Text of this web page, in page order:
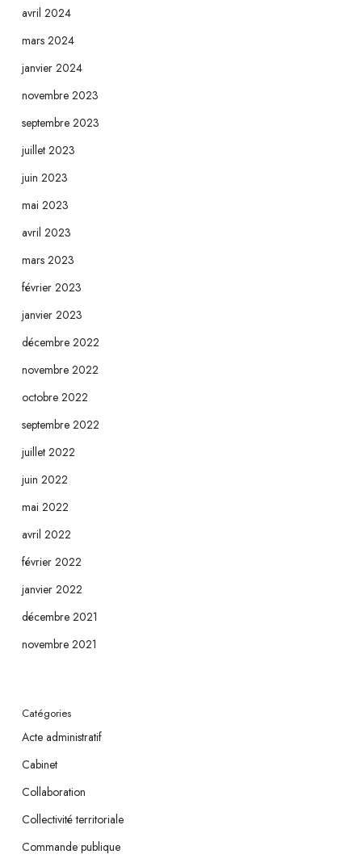
avril 2024
mars 2024
janvier 2024
novembre 2023
septembre 2023
juillet 2023
juin 2023
mai 2023
avril 2023
mars 2023
février 2023
janvier 2023
décembre 2022
novembre 2022
octobre 2022
septembre 2022
juillet 2022
juin 2022
mai 2022
avril 2022
février 2022
janvier 2022
décembre 2021
novembre 2021
Catégories
Acte administratif
Cabinet
Collaboration
Collectivité territoriale
Commande publique